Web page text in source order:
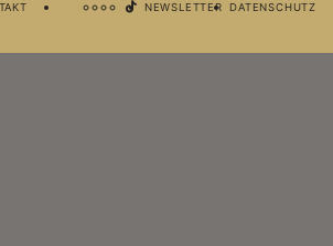
NEWSLETTER DATENSCHUTZ
Postfach. Abonniere jetzt unseren Newsletter.